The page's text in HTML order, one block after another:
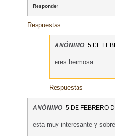
Responder
Respuestas
ANÓNIMO 5 DE
eres hermosa
Respuestas
ANÓNIMO 5 DE FEBRERO
esta muy interesante y